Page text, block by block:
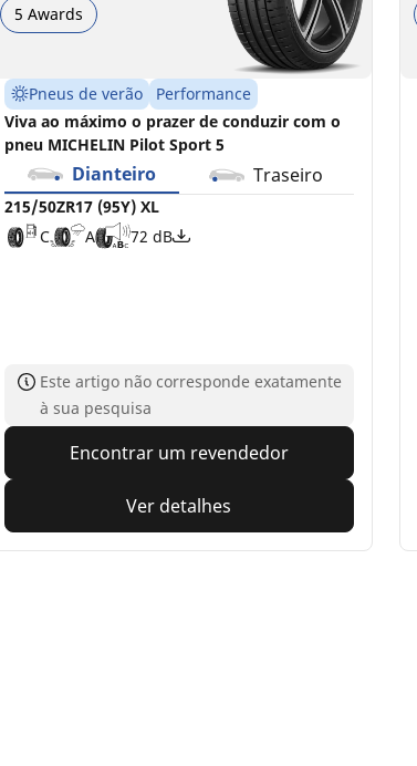
5 Awards
Pneus de verão
Performance
Viva ao máximo o prazer de conduzir com o
pneu MICHELIN Pilot Sport 5
Dianteiro Traseiro
215/50ZR17 (95Y) XL
C
A 72 dB
Este artigo não corresponde exatamente
à sua pesquisa
Encontrar um revendedor
Ver detalhes